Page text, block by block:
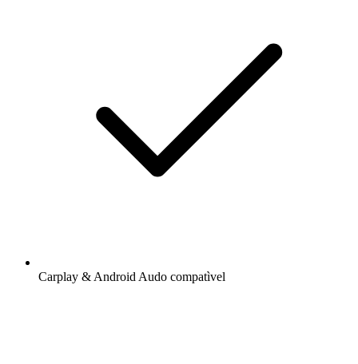
Carplay & Android Audo compatìvel